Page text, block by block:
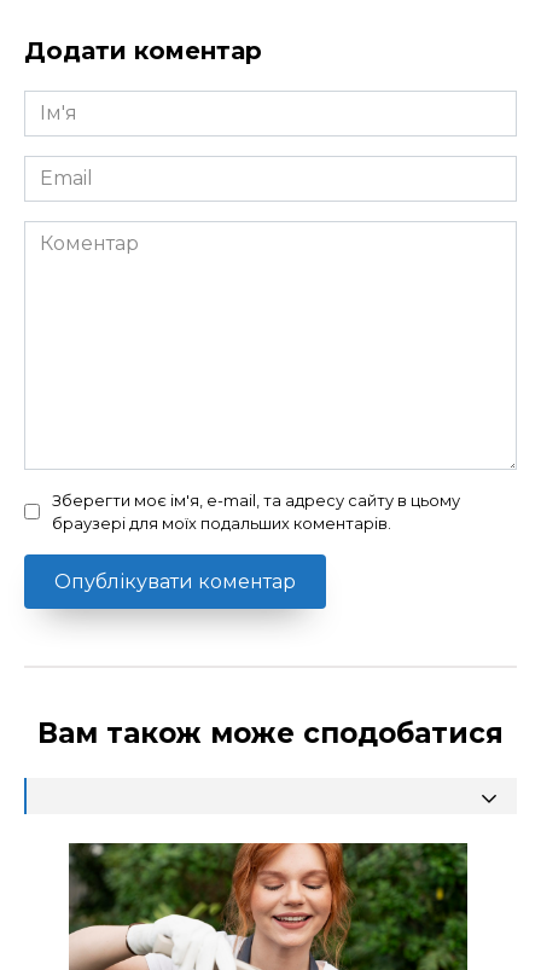
Додати коментар
Ім'я
*
Email
*
Коментар
Зберегти моє ім'я, e-mail, та адресу сайту в цьому
браузері для моїх подальших коментарів.
Вам також може сподобатися